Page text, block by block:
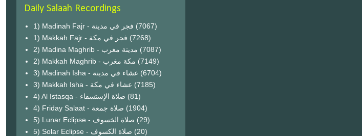
Daily Salaah Recordings
1) Madinah Fajr - فجر في مدينة (7067)
1) Makkah Fajr - فجر في مكة (7268)
2) Madina Maghrib - مدينة مغرب (7087)
2) Makkah Maghrib - مكة مغرب (7149)
3) Madinah Isha - عشاء في مدينة (6704)
3) Makkah Isha - عشاء في مكة (7185)
4) Al Istasqa - صلاة الإستسقاء (81)
4) Friday Salaat - صلاة جمعة (1904)
5) Lunar Eclipse - صلاة الخسوف (29)
(20)